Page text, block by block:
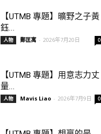
【UTMB 專題】曠野之子黃
鈺...
人物 鄭匡寓 - 2026年7月20日 0
【UTMB 專題】用意志力丈
量...
人物 Mavis Liao - 2026年7月9日 0